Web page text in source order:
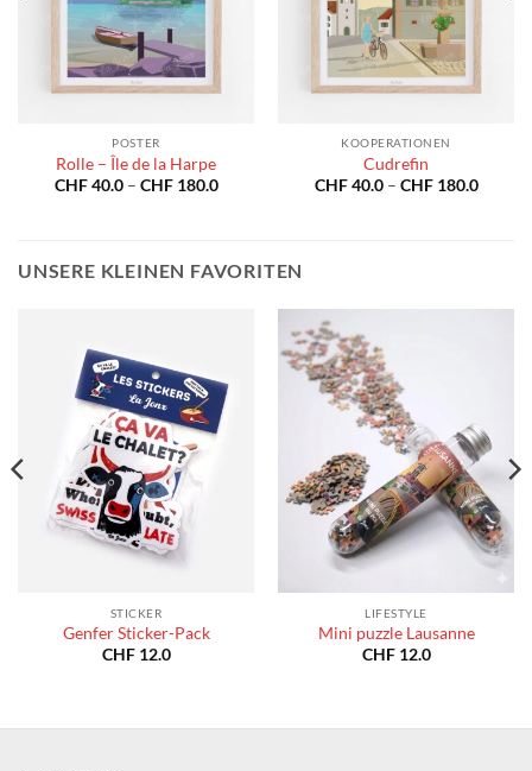
POSTER
Rolle – Île de la Harpe
CHF40.0 – CHF180.0Preisspanne:
KOOPERATIONEN
Cudrefin
CHF40.0 – CHF180.0
UNSERE KLEINEN FAVORITEN
STICKER
Genfer Sticker-Pack
CHF12.0
LIFESTYLE
Mini puzzle Lausanne
CHF12.0